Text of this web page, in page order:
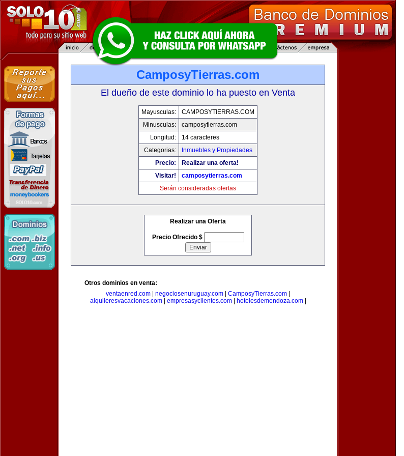
CamposyTierras.com
El dueño de este dominio lo ha puesto en Venta
Mayusculas:
CAMPOSYTIERRAS.COM
Minusculas:
camposytierras.com
Longitud:
14 caracteres
Categorias:
Inmuebles y Propiedades
Precio:
Realizar una oferta!
Visitar!
camposytierras.com
Serán consideradas ofertas
Realizar una Oferta
Precio Ofrecido $
Otros dominios en venta:
ventaenred.com
negociosenuruguay.com CamposyTierras.com
alquileresvacaciones.com| empresasyclientes.com| hotelesdemendoza.com|